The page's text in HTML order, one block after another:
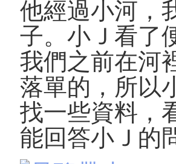
他經過小河，
子。小Ｊ看了
我們之前在河
落單的，所以
找一些資料，
能回答小Ｊ的